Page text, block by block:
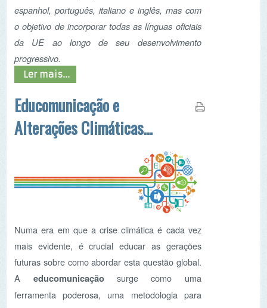
Educomunicação e
Alterações Climáticas
na Escola: educando
para um planeta
saudável
Numa era em que a crise climática é cada vez
mais evidente, é crucial educar as gerações
futuras sobre como abordar esta questão global.
surge como uma
ferramenta poderosa, uma metodologia para
esse fim, ajudando os alunos a compreender,
analisar e agir com conhecimento sobre as
mudanças climáticas. Não apenas para informar
e ser destinatários, mas também para se
tornarem produtores e emissores de
Ler mais...